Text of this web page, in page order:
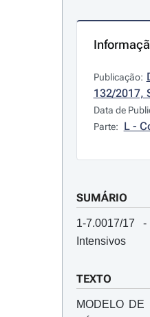
Publicação:
132/2017,
Data de
Parte: L -
SUMÁRIO
1-7.0017/17
Intensivos
TEXTO
MODELO